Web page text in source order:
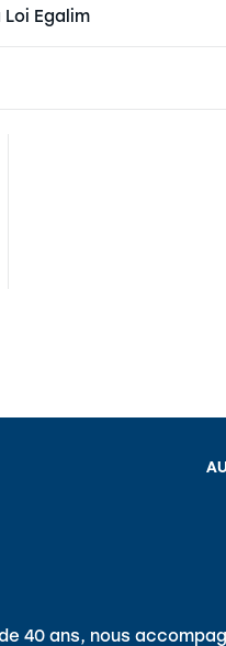
Egalim
40 ans, nous